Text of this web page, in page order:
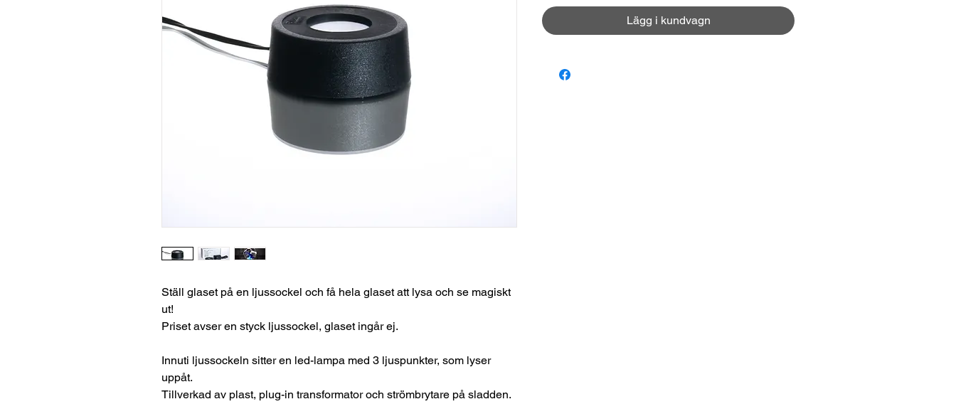
Ställ glaset på en ljussockel och få hela glaset att lysa och se magiskt
ut!
Priset avser en styck ljussockel, glaset ingår ej.
Innuti ljussockeln sitter en led-lampa med 3 ljuspunkter, som lyser
uppåt.
Tillverkad av plast, plug-in transformator och strömbrytare på sladden.
Lägg i kundvagn